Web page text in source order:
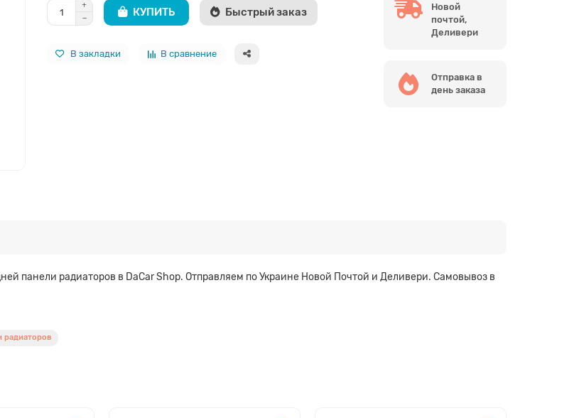
КУПИТЬ Быстрый заказ
В закладки В сравнение
Новой
почтой,
Деливери
Отправка в
день заказа
панели радиаторов в DaCar Shop. Отправляем по Украине Новой Почтой и Деливери. Самовывоз в
радиаторов